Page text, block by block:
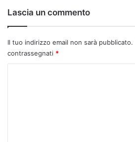
Lascia un commento
Il tuo indirizzo email non sarà pubblicato.
contrassegnati *